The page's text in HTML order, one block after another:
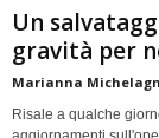
Un
gravità per
Marianna
Risale a qualche